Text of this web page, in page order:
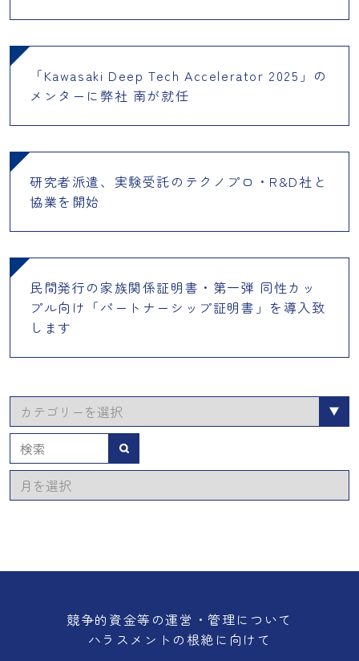
「Kawasaki Deep Tech Accelerator 2025」の
メンターに弊社 南が就任
研究者派遣、実験受託のテクノプロ・R&D社と
協業を開始
民間発行の家族関係証明書・第一弾 同性カッ
プル向け「パートナーシップ証明書」を導入致
します
カ
テ
ゴ
リ
ー
ー
競争的資金等の運営・管理について
ハラスメントの根絶に向けて